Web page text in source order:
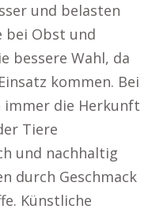
und belasten
bei Obst und
bessere Wahl, da
kommen. Bei
immer die Herkunft
Tiere
und nachhaltig
durch Geschmack
Künstliche